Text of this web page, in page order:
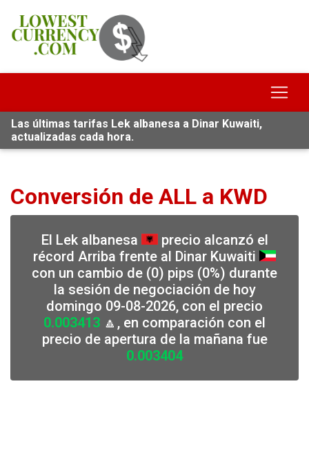
Las últimas tarifas Lek albanesa a Dinar Kuwaiti,
actualizadas cada hora.
Conversión de ALL a KWD
El Lek albanesa
precio alcanzó el
récord Arriba frente al Dinar Kuwaiti
con un cambio de (0) pips (0%) durante
la sesión de negociación de hoy
domingo 09-08-2026, con el precio
0.003413 🔼, en comparación con el
precio de apertura de la mañana fue
0.003404